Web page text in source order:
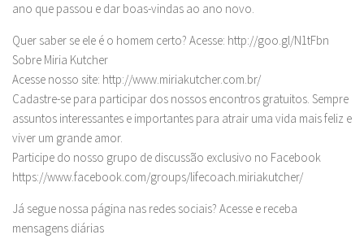
ano que passou e dar boas-vindas ao ano novo.
Quer saber se ele é o homem certo? Acesse: http://goo.gl/N1tFbn
Sobre Miria Kutcher
Acesse nosso site: http://www.miriakutcher.com.br/
Cadastre-se para participar dos nossos encontros gratuitos. Sempre
assuntos interessantes e importantes para atrair uma vida mais feliz e
viver um grande amor.
Participe do nosso grupo de discussão exclusivo no Facebook
https://www.facebook.com/groups/lifecoach.miriakutcher/
Já segue nossa página nas redes sociais? Acesse e receba
mensagens diárias